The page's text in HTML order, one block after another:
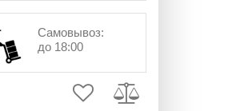
Самовывоз:
до 18:00